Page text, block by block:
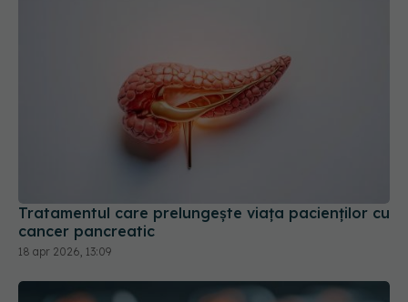
Tratamentul care prelungește viața pacienților cu
cancer pancreatic
18 apr 2026, 13:09